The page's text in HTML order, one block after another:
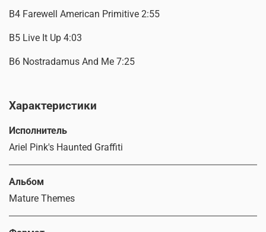
B4 Farewell American Primitive 2:55
B5 Live It Up 4:03
B6 Nostradamus And Me 7:25
Характеристики
Исполнитель
Ariel Pink's Haunted Graffiti
Альбом
Mature Themes